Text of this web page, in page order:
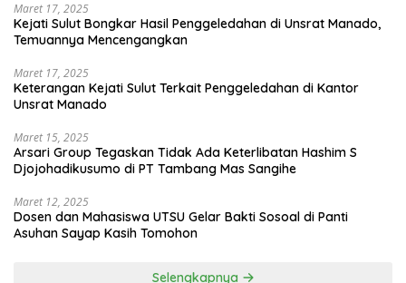
Maret 17, 2025
Kejati Sulut Bongkar Hasil Penggeledahan di Unsrat Manado,
Temuannya Mencengangkan
Maret 17, 2025
Keterangan Kejati Sulut Terkait Penggeledahan di Kantor
Unsrat Manado
Maret 15, 2025
Arsari Group Tegaskan Tidak Ada Keterlibatan Hashim S
Djojohadikusumo di PT Tambang Mas Sangihe
Maret 12, 2025
Dosen dan Mahasiswa UTSU Gelar Bakti Sosoal di Panti
Asuhan Sayap Kasih Tomohon
Selengkapnya